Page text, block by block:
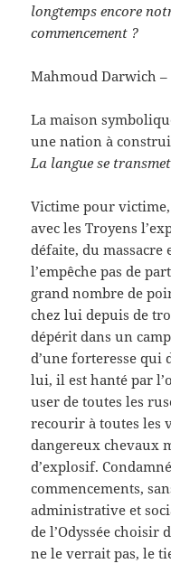
longtemps encore
commencement ?
Mahmoud Darwich
La maison
une nation à
La langue se
Victime pour
avec les Troyens
défaite, du massacre
l’empêche pas de
grand nombre de
chez lui depuis de
dépérit dans un
d’une forteresse qui
lui, il est hanté par
user de toutes les
recourir à toutes les
dangereux chevaux
d’explosif.
commencements,
administrative et
de l’Odyssée choisir
ne le verrait pas, le